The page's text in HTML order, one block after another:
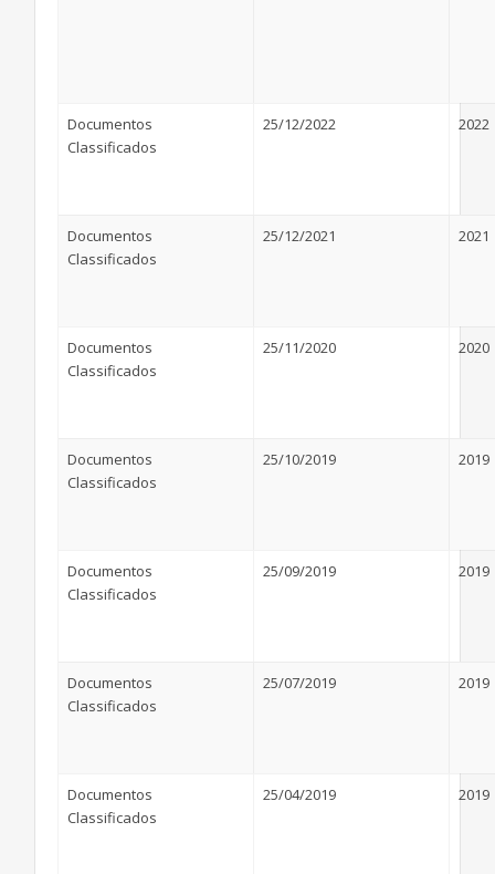
Documentos
Classificados
25/12/2022 2022
Documentos
Classificados
25/12/2021 2021
Documentos
Classificados
25/11/2020 2020
Documentos
Classificados
25/10/2019 2019
Documentos
Classificados
25/09/2019 2019
Documentos
Classificados
25/07/2019 2019
Documentos
Classificados
25/04/2019 2019